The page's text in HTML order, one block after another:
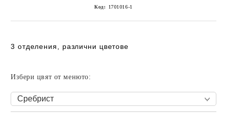
Код: 1701016-1
3 отделения, различни цветове
Избери цвят от менюто: